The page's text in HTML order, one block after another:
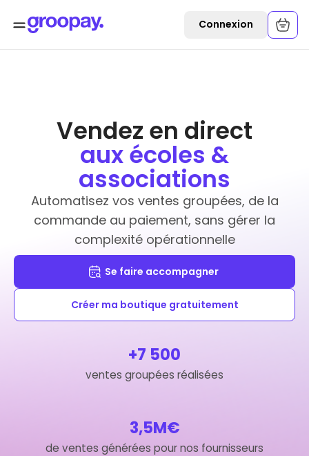
Connexion
Vendez en direct
aux écoles &
associations
Automatisez vos ventes groupées, de la
commande au paiement, sans gérer la
complexité opérationnelle
Se faire accompagner
Créer ma boutique gratuitement
+7 500
ventes groupées réalisées
3,5M€
de ventes générées pour nos fournisseurs